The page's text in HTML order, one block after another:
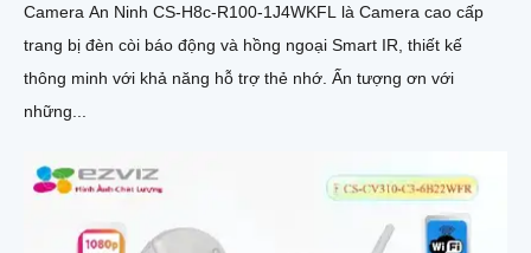
Camera An Ninh CS-H8c-R100-1J4WKFL là Camera cao cấp
trang bị đèn còi báo động và hồng ngoại Smart IR, thiết kế
thông minh với khả năng hỗ trợ thẻ nhớ. Ấn tượng ơn với
những...